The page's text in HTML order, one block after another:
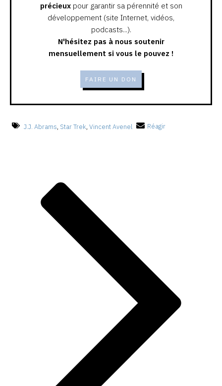
précieuxpour garantir sa pérennité et son
développement (site Internet, vidéos,
podcasts...).
N'hésitez pas à nous soutenir
mensuellement si vous le pouvez !
FAIRE UN DON
J.J. Abrams, Star Trek, Vincent Avenel Réagir